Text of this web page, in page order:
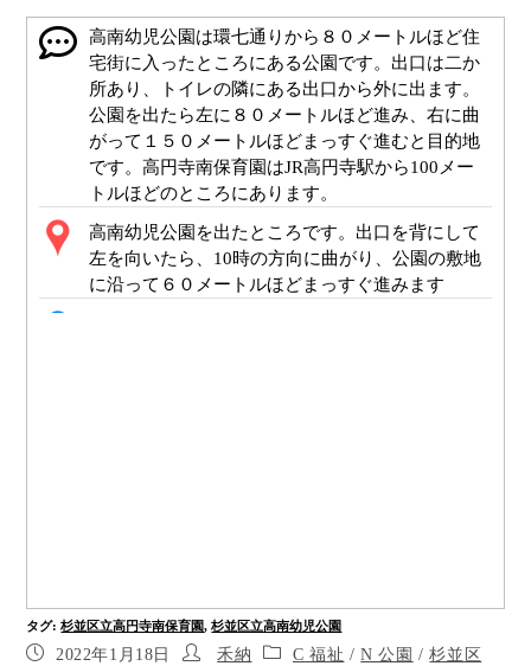
高南幼児公園は環七通りから８０メートルほど住
宅街に入ったところにある公園です。出口は二か
所あり、トイレの隣にある出口から外に出ます。
公園を出たら左に８０メートルほど進み、右に曲
がって１５０メートルほどまっすぐ進むと目的地
です。高円寺南保育園はJR高円寺駅から100メー
トルほどのところにあります。
高南幼児公園を出たところです。出口を背にして
左を向いたら、10時の方向に曲がり、公園の敷地
に沿って６０メートルほどまっすぐ進みます
わたり終わったら、そのまま７０メートルほどま
タグ:杉並区立高円寺南保育園, 杉並区立高南幼児公園
2022年1月18日 禾納 C 福祉 /N 公園 /杉並区